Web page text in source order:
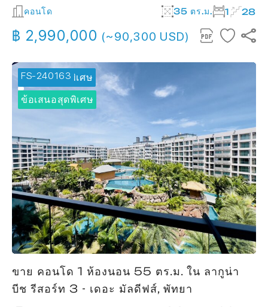
คอนโด 35 ตร.ม. 1 28
฿ 2,990,000 (~90,300 USD)
FS-240163
🔥 ข้อเสนอพิเศษ
ข้อเสนอสุดพิเศษ
ขาย คอนโด 1 ห้องนอน 55 ตร.ม. ใน ลากูน่า
บีช รีสอร์ท 3 - เดอะ มัลดีฟส์, พัทยา